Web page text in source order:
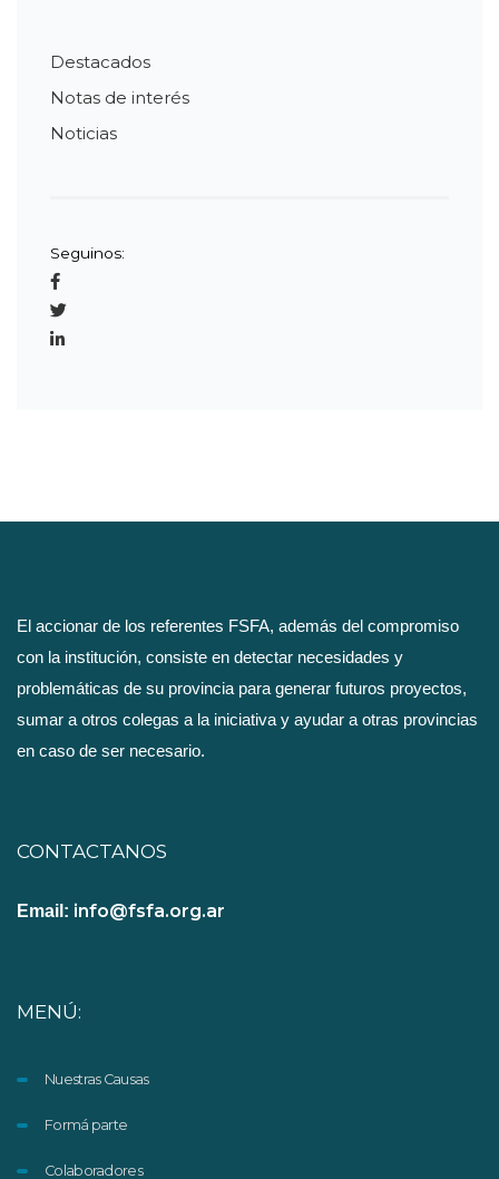
Destacados
Notas de interés
Noticias
Seguinos:
El accionar de los referentes FSFA, además del compromiso
con la institución, consiste en detectar necesidades y
problemáticas de su provincia para generar futuros proyectos,
sumar a otros colegas a la iniciativa y ayudar a otras provincias
en caso de ser necesario.
CONTACTANOS
Email: info@fsfa.org.ar
MENÚ:
Nuestras Causas
Formá parte
Colaboradores